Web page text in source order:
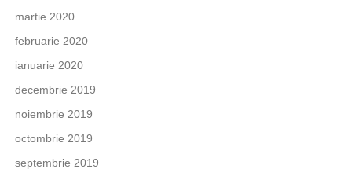
martie 2020
februarie 2020
ianuarie 2020
decembrie 2019
noiembrie 2019
octombrie 2019
septembrie 2019